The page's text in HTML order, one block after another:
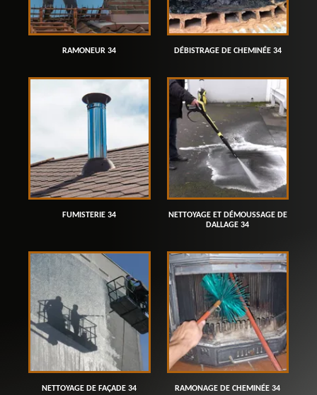
RAMONEUR 34 DÉBISTRAGE DE CHEMINÉE 34
FUMISTERIE 34
NETTOYAGE ET DÉMOUSSAGE DE
DALLAGE 34
NETTOYAGE DE FAÇADE 34 RAMONAGE DE CHEMINÉE 34